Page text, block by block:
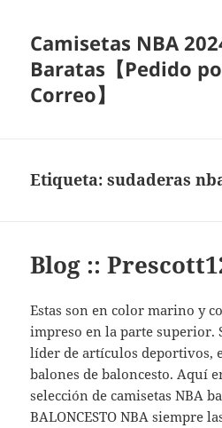
Camisetas NBA
Baratas【Pedido
Correo】
Etiqueta:sudaderas
Blog ::
Estas son en color marino y
impreso en la parte superior.
líder de artículos deportivos,
balones de baloncesto. Aquí
selección de camisetas NBA
BALONCESTO NBA siempre